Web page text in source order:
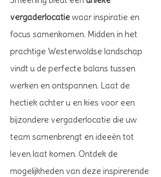
vergaderlocatiewaar inspiratie en
focus samenkomen. Midden in het
prachtige Westerwoldse landschap
vindt u de perfecte balans tussen
werken en ontspannen. Laat de
hectiek achter u en kies voor een
bijzondere vergaderlocatie die uw
team samenbrengt en ideeën tot
leven laat komen. Ontdek de
mogelijkheden van deze inspirerende